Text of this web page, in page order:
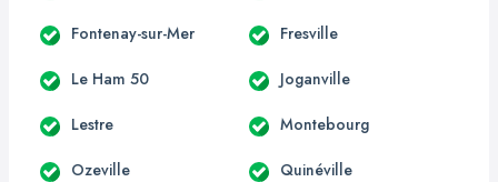
Fontenay-sur-Mer Fresville
Le Ham 50 Joganville
Lestre Montebourg
Ozeville Quinéville